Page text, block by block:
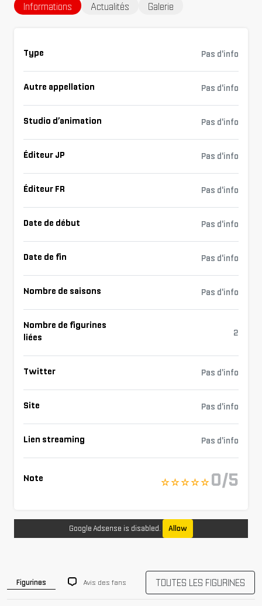
Informations Actualités Galerie
Type Pas d'info
Autre appellation Pas d'info
Studio d’animation Pas d'info
Éditeur JP Pas d'info
Éditeur FR Pas d'info
Date de début Pas d'info
Date de fin Pas d'info
Nombre de saisons Pas d'info
Nombre de figurines
liées
2
Twitter Pas d'info
Site Pas d'info
Lien streaming Pas d'info
Note ☆ ☆ ☆ ☆ ☆ 0/5
Google Adsense is disabled. Allow
Figurines Avis des fans TOUTES LES FIGURINES